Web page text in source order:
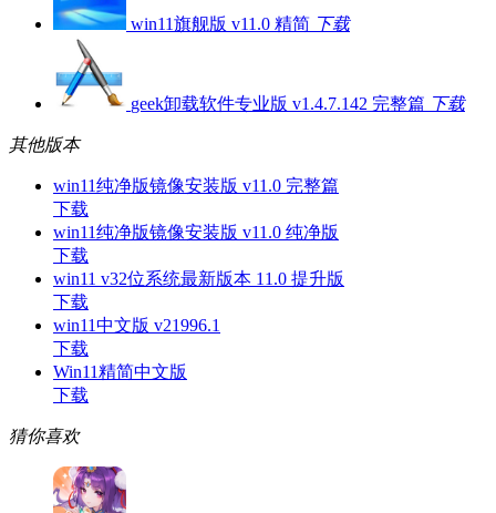
win11旗舰版 v11.0 精简 下载
geek卸载软件专业版 v1.4.7.142 完整篇 下载
其他版本
win11纯净版镜像安装版 v11.0 完整篇
下载
win11纯净版镜像安装版 v11.0 纯净版
下载
win11 v32位系统最新版本 11.0 提升版
下载
win11中文版 v21996.1
下载
Win11精简中文版
下载
猜你喜欢